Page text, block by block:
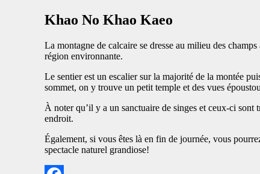
Khao No Khao Kaeo
La montagne de calcaire se dresse au milieu des
région environnante.
Le sentier est un escalier sur la majorité de la montée
sommet, on y trouve un petit temple et des vues
À noter qu’il y a un sanctuaire de singes et ceux-ci
endroit.
Également, si vous êtes là en fin de journée, vous
spectacle naturel grandiose!